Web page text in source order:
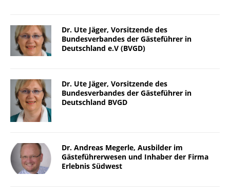
Dr. Ute Jäger, Vorsitzende des
Bundesverbandes der Gästeführer in
Deutschland e.V (BVGD)
Dr. Ute Jäger, Vorsitzende des
Bundesverbandes der Gästeführer in
Deutschland BVGD
Dr. Andreas Megerle, Ausbilder im
Gästeführerwesen und Inhaber der Firma
Erlebnis Südwest